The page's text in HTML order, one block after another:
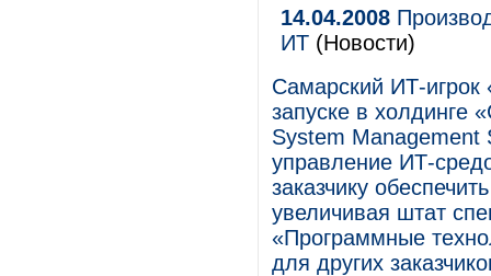
14.04.2008
ИТ (Новости)
Самарский ИТ-игрок
запуске в холдинге
System Management
управление ИТ-
заказчику
увеличивая штат
«Программные
для других